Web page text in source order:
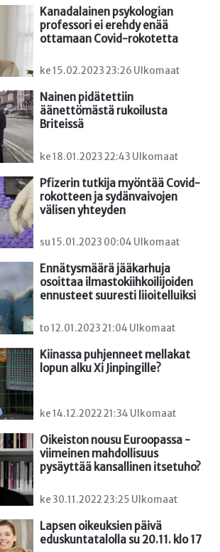
Kanadalainen psykologian
professori ei erehdy enää
ottamaan Covid-rokotetta
ke 15.02.2023 23:26 Ulkomaat
Nainen pidätettiin
äänettömästä rukoilusta
Briteissä
ke 18.01.2023 22:43 Ulkomaat
Pfizerin tutkija myöntää Covid-
rokotteen ja sydänvaivojen
välisen yhteyden
su 15.01.2023 00:04 Ulkomaat
Ennätysmäärä jääkarhuja
osoittaa ilmastokiihkoilijoiden
ennusteet suuresti liioitelluiksi
to 12.01.2023 21:04 Ulkomaat
Kiinassa puhjenneet mellakat
lopun alku Xi Jinpingille?
ke 14.12.2022 21:34 Ulkomaat
Oikeiston nousu Euroopassa -
viimeinen mahdollisuus
pysäyttää kansallinen itsetuho?
ke 30.11.2022 23:25 Ulkomaat
Lapsen oikeuksien päivä
eduskuntatalolla su 20.11. klo 17